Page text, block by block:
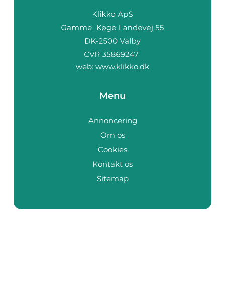
web: www.klikko.dk
Menu
Annoncering
Om os
Cookies
Kontakt os
Sitemap